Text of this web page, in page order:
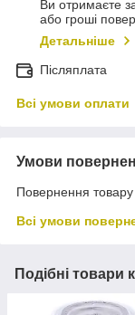
Ви отримаєте
або гроші
Детальніше
Післяплата
Всі умови оплати
Умови
Повернення
Всі умови
Подібні товари